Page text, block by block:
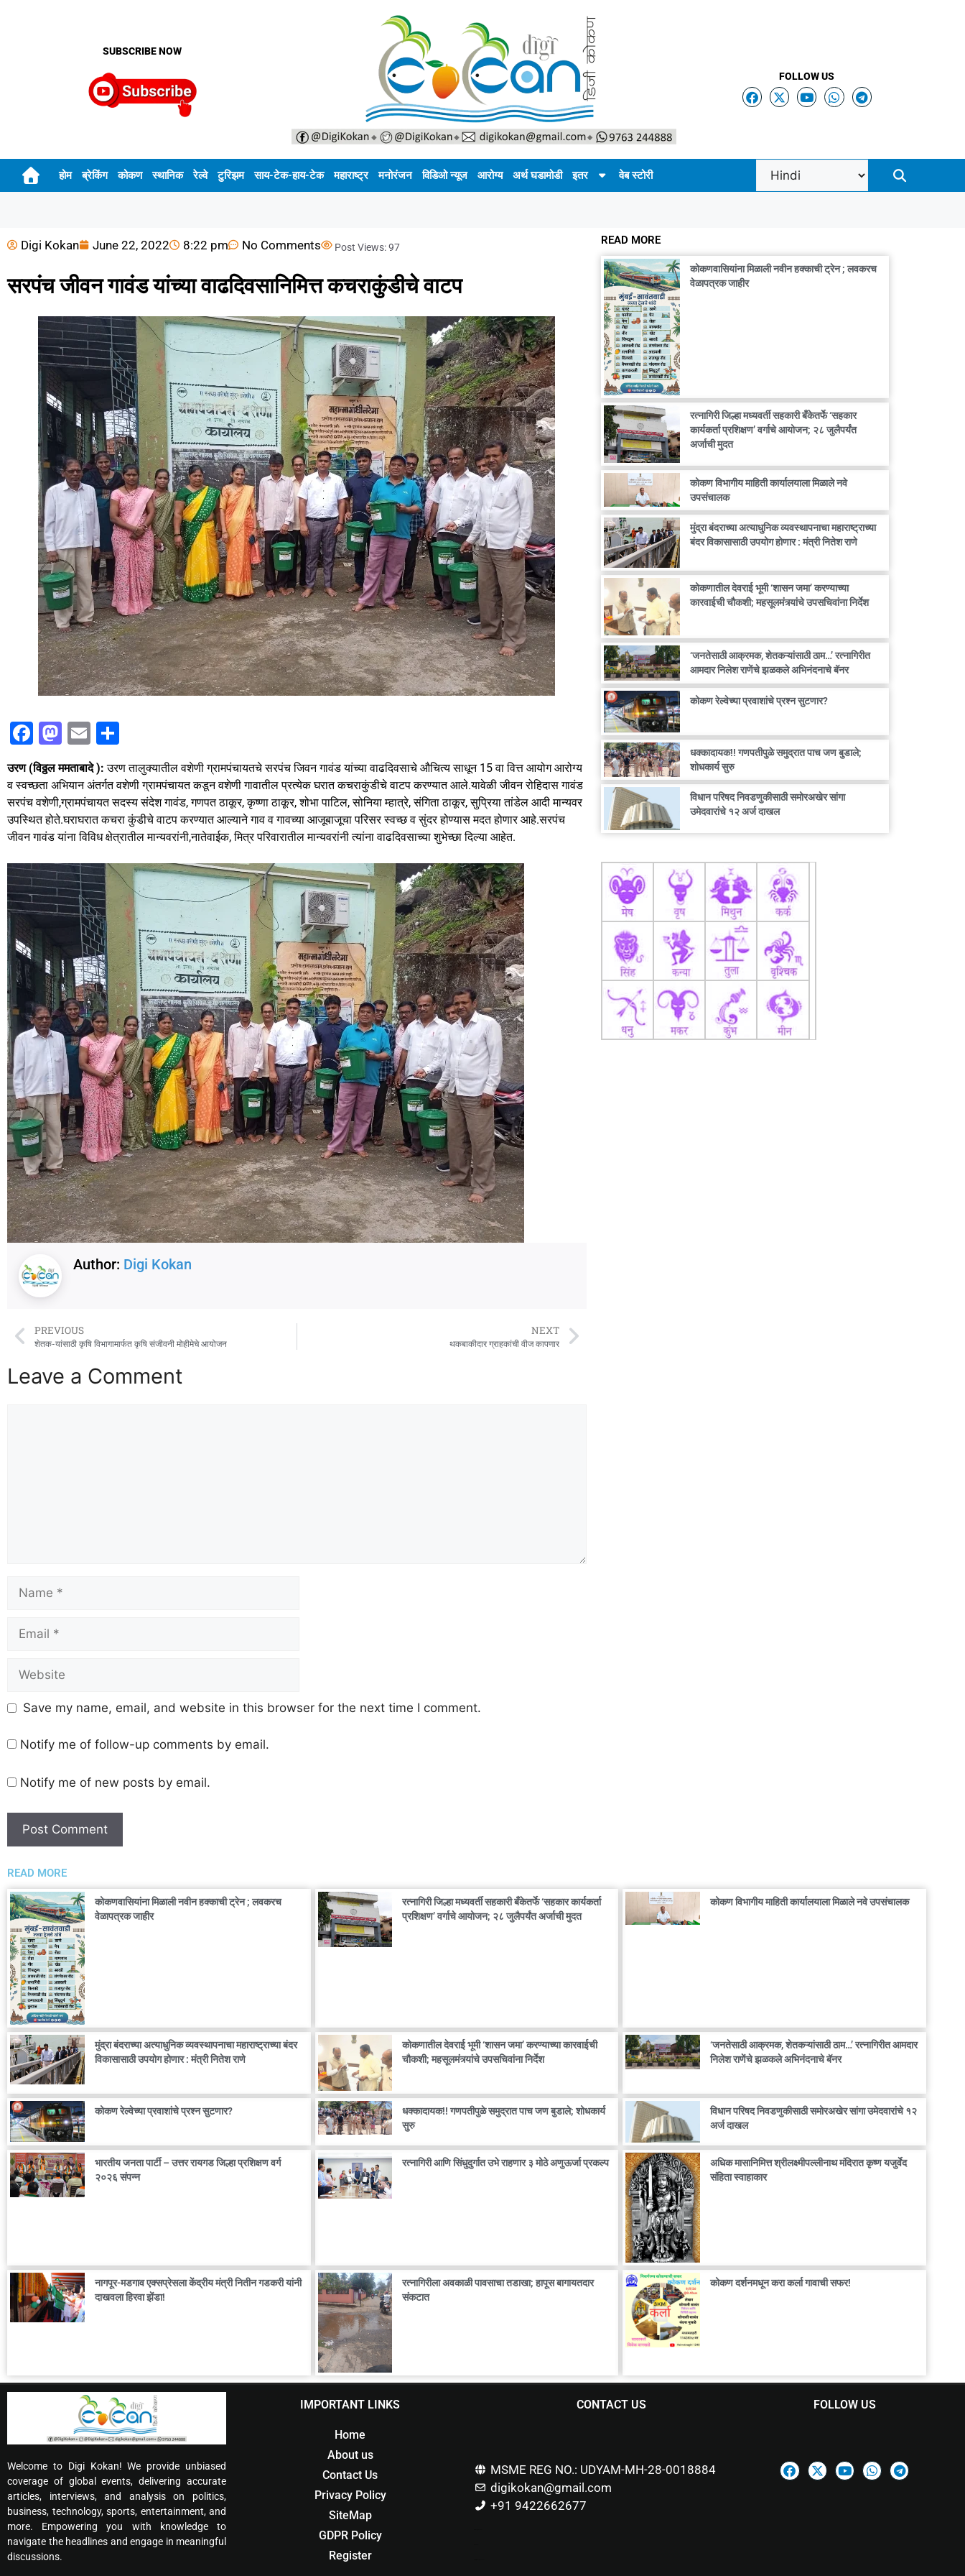
SUBSCRIBE NOW
FOLLOW US
होम ब्रेकिंग कोकण स्थानिक रेल्वे टुरिझम साय-टेक-हाय-टेक महाराष्ट्र मनोरंजन विडिओ न्यूज आरोग्य अर्थ घडामोडी इतर वेब स्टोरी
Digi Kokan June 22, 2022 8:22 pm No Comments Post Views:97
सरपंच जीवन गावंड यांच्या वाढदिवसानिमित्त कचराकुंडीचे वाटप
F
a
c
e
b
o
o
k
M
st
o
d
o
n
E
m
ai
l
ar
e
उरण (विठ्ठल ममताबादे ):उरण तालुक्यातील वशेणी ग्रामपंचायतचे सरपंच जिवन गावंड यांच्या वाढदिवसाचे औचित्य साधून 15 वा वित्त आयोग आरोग्य
व स्वच्छता अभियान अंतर्गत वशेणी ग्रामपंचायत कडून वशेणी गावातील प्रत्येक घरात कचराकुंडीचे वाटप करण्यात आले.यावेळी जीवन रोहिदास गावंड
सरपंच वशेणी,ग्रामपंचायत सदस्य संदेश गावंड, गणपत ठाकूर, कृष्णा ठाकूर, शोभा पाटिल, सोनिया म्हात्रे, संगिता ठाकूर, सुप्रिया तांडेल आदी मान्यवर
उपस्थित होते.घराघरात कचरा कुंडीचे वाटप करण्यात आल्याने गाव व गावच्या आजूबाजूचा परिसर स्वच्छ व सुंदर होण्यास मदत होणार आहे.सरपंच
जीवन गावंड यांना विविध क्षेत्रातील मान्यवरांनी,नातेवाईक, मित्र परिवारातील मान्यवरांनी त्यांना वाढदिवसाच्या शुभेच्छा दिल्या आहेत.
Author: Digi Kokan
PREVIOUS
शेतक-यांसाठी कृषि विभागामार्फत कृषि संजीवनी मोहीमेचे आयोजन
NEXT
थकबाकीदार ग्राहकांची वीज कापणार
Leave a Comment
Save my name, email, and website in this browser for the next time I comment.
Notify me of follow-up comments by email.
Notify me of new posts by email.
READ MORE
कोकणवासियांना मिळाली नवीन हक्काची ट्रेन ; लवकरच
वेळापत्रक जाहीर
रत्नागिरी जिल्हा मध्यवर्ती सहकारी बँकेतर्फे ‘सहकार
कार्यकर्ता प्रशिक्षण’ वर्गाचे आयोजन; २८ जुलैपर्यंत
अर्जाची मुदत
कोकण विभागीय माहिती कार्यालयाला मिळाले नवे
उपसंचालक
मुंद्रा बंदराच्या अत्याधुनिक व्यवस्थापनाचा महाराष्ट्राच्या
बंदर विकासासाठी उपयोग होणार : मंत्री नितेश राणे
कोकणातील देवराई भूमी ‘शासन जमा’ करण्याच्या
कारवाईची चौकशी; महसूलमंत्र्यांचे उपसचिवांना निर्देश
‘जनतेसाठी आक्रमक, शेतकऱ्यांसाठी ठाम…’ रत्नागिरीत
आमदार निलेश राणेंचे झळकले अभिनंदनाचे बॅनर
कोकण रेल्वेच्या प्रवाशांचे प्रश्न सुटणार?
धक्कादायक!! गणपतीपुळे समुद्रात पाच जण बुडाले;
शोधकार्य सुरु
विधान परिषद निवडणुकीसाठी समोरअखेर सांगा
उमेदवारांचे १२ अर्ज दाखल
READ MORE
कोकणवासियांना मिळाली नवीन हक्काची ट्रेन ; लवकरच
वेळापत्रक जाहीर
रत्नागिरी जिल्हा मध्यवर्ती सहकारी बँकेतर्फे ‘सहकार कार्यकर्ता
प्रशिक्षण’ वर्गाचे आयोजन; २८ जुलैपर्यंत अर्जाची मुदत
कोकण विभागीय माहिती कार्यालयाला मिळाले नवे उपसंचालक
मुंद्रा बंदराच्या अत्याधुनिक व्यवस्थापनाचा महाराष्ट्राच्या बंदर
विकासासाठी उपयोग होणार : मंत्री नितेश राणे
कोकणातील देवराई भूमी ‘शासन जमा’ करण्याच्या कारवाईची
चौकशी; महसूलमंत्र्यांचे उपसचिवांना निर्देश
‘जनतेसाठी आक्रमक, शेतकऱ्यांसाठी ठाम…’ रत्नागिरीत आमदार
निलेश राणेंचे झळकले अभिनंदनाचे बॅनर
कोकण रेल्वेच्या प्रवाशांचे प्रश्न सुटणार?
धक्कादायक!! गणपतीपुळे समुद्रात पाच जण बुडाले; शोधकार्य
सुरु
विधान परिषद निवडणुकीसाठी समोरअखेर सांगा उमेदवारांचे १२
अर्ज दाखल
भारतीय जनता पार्टी – उत्तर रायगड जिल्हा प्रशिक्षण वर्ग
२०२६ संपन्न
रत्नागिरी आणि सिंधुदुर्गात उभे राहणार ३ मोठे अणुऊर्जा प्रकल्प
अधिक मासानिमित्त श्रीलक्ष्मीपल्लीनाथ मंदिरात कृष्ण यजुर्वेद
संहिता स्वाहाकार
नागपूर-मडगाव एक्सप्रेसला केंद्रीय मंत्री नितीन गडकरी यांनी
दाखवला हिरवा झेंडा!
रत्नागिरीला अवकाळी पावसाचा तडाखा; हापूस बागायतदार
संकटात
कोकण दर्शनमधून करा कर्ला गावाची सफर!
Welcome to Digi Kokan! We provide unbiased
coverage of global events, delivering accurate
articles, interviews, and analysis on politics,
business, technology, sports, entertainment, and
more. Empowering you with knowledge to
navigate the headlines and engage in meaningful
discussions.
IMPORTANT LINKS
Home
About us
Contact Us
Privacy Policy
SiteMap
GDPR Policy
Register
CONTACT US
MSME REG NO.: UDYAM-MH-28-0018884
digikokan@gmail.com
+91 9422662677
FOLLOW US